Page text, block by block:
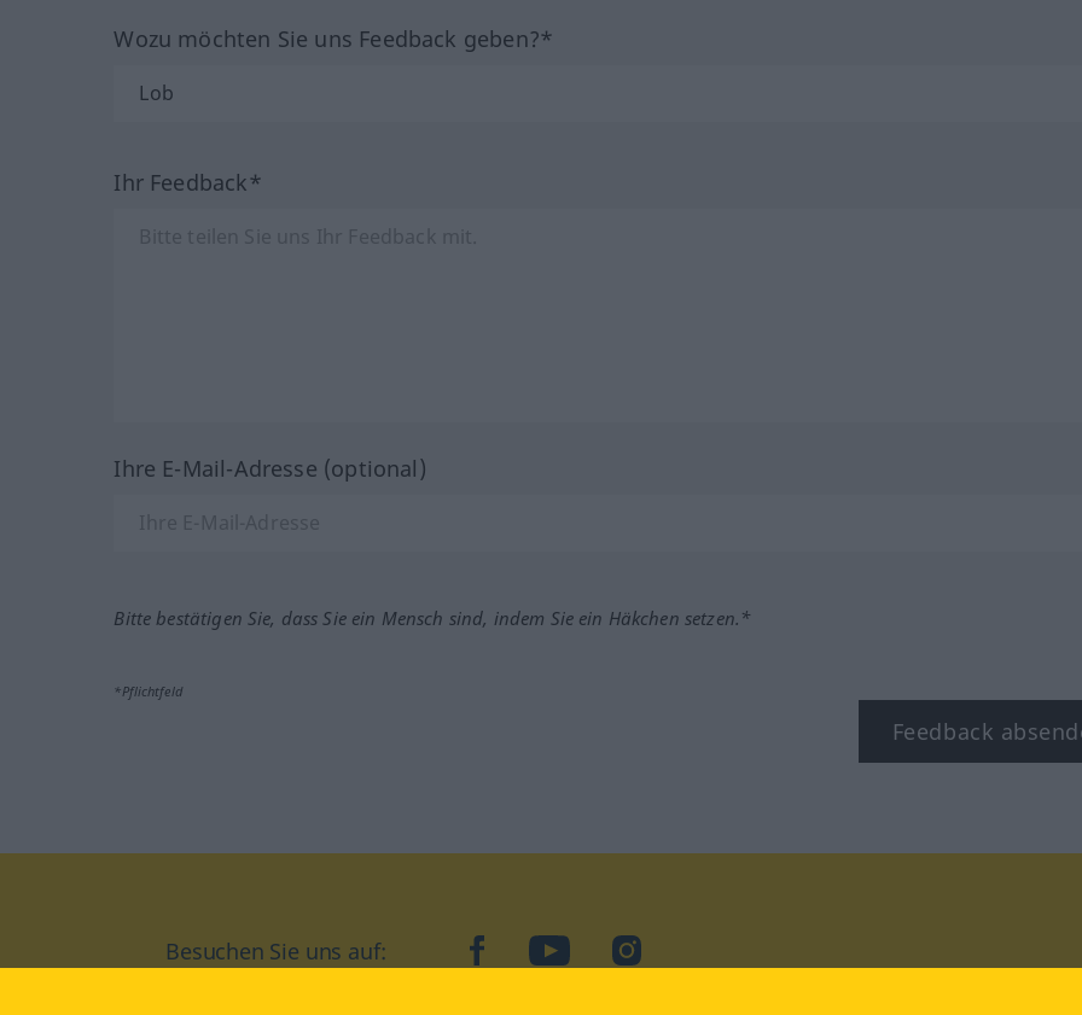
Wozu möchten Sie uns Feedback geben?*
Ihr Feedback*
Ihre E-Mail-Adresse (optional)
Bitte bestätigen Sie, dass Sie ein Mensch sind, indem Sie ein Häkchen setzen.*
*Pflichtfeld
Feedback
Besuchen Sie uns auf: facebookYouTubeInstagram